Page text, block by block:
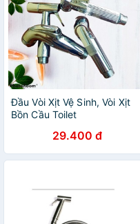
Đầu Vòi Xịt Vệ Sinh, Vòi Xịt
Bồn Cầu Toilet
29.400 đ